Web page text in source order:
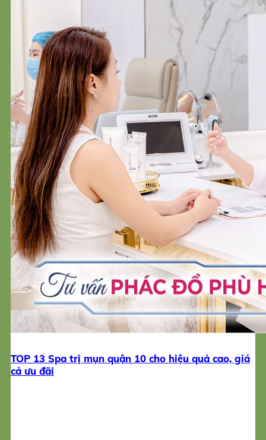
TOP 13 Spa trị mụn quận 10 cho hiệu quả cao, giá
cả ưu đãi